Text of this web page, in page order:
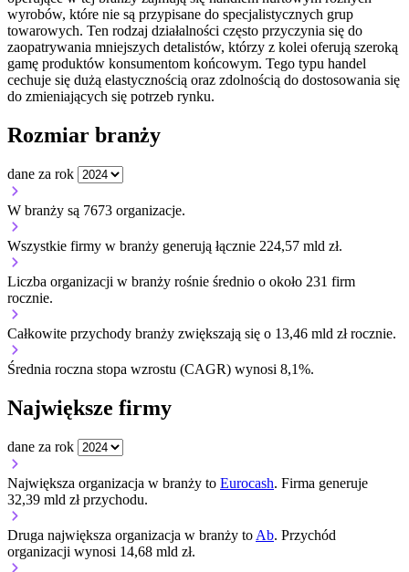
wyrobów, które nie są przypisane do specjalistycznych grup
towarowych. Ten rodzaj działalności często przyczynia się do
zaopatrywania mniejszych detalistów, którzy z kolei oferują szeroką
gamę produktów konsumentom końcowym. Tego typu handel
cechuje się dużą elastycznością oraz zdolnością do dostosowania się
do zmieniających się potrzeb rynku.
Rozmiar branży
dane za rok
W branży są 7673 organizacje.
Wszystkie firmy w branży generują łącznie 224,57 mld zł.
Liczba organizacji w branży rośnie średnio o około 231 firm
rocznie.
Całkowite przychody branży zwiększają się o 13,46 mld zł rocznie.
Średnia roczna stopa wzrostu (CAGR) wynosi 8,1%.
Największe firmy
dane za rok
Największa organizacja w branży to Eurocash. Firma generuje
32,39 mld zł przychodu.
Druga największa organizacja w branży to Ab. Przychód
organizacji wynosi 14,68 mld zł.